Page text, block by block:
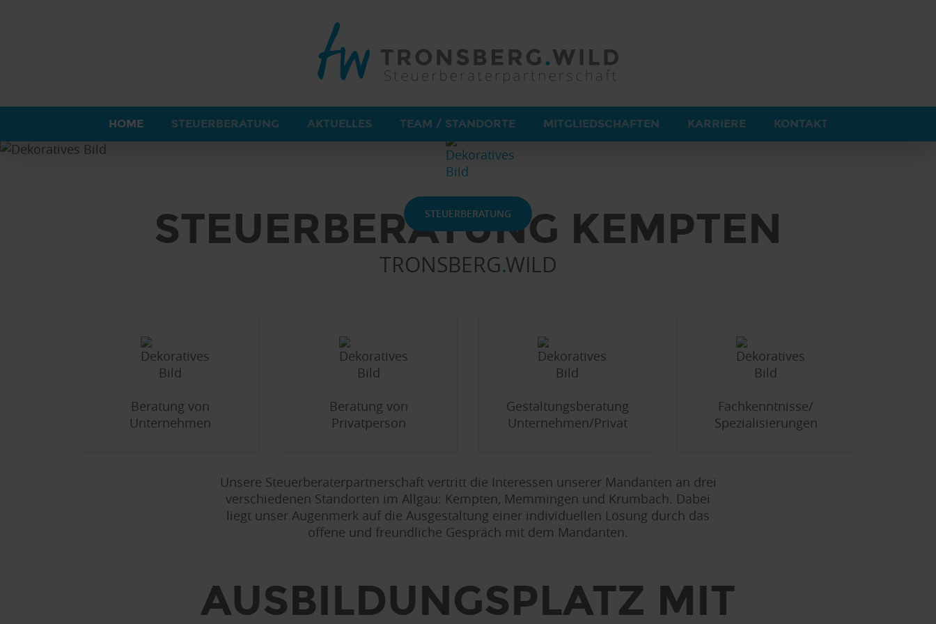
HOME STEUERBERATUNG AKTUELLES TEAM / STANDORTE MITGLIEDSCHAFTEN KARRIERE KONTAKT
WILLKOMMEN BEI
TRONSBERG.WILD
STEUERBERATUNG
STEUER­BERATUNG KEMPTEN
TRONSBERG.WILD
Beratung von
Unternehmen
Beratung von
Privatperson
Gestaltungsberatung
Unternehmen/Privat
Fachkenntnisse/
Spezialisierungen
Unsere Steuerberaterpartnerschaft vertritt die Interessen unserer Mandanten an drei
verschiedenen Standorten im Allgäu: Kempten, Memmingen und Krumbach. Dabei
liegt unser Augenmerk auf die Ausgestaltung einer individuellen Lösung durch das
offene und freundliche Gespräch mit dem Mandanten.
AUSBILDUNGSPLATZ MIT